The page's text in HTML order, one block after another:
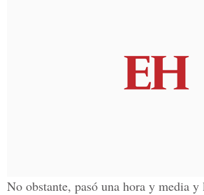
No obstante, pasó una hora y media y